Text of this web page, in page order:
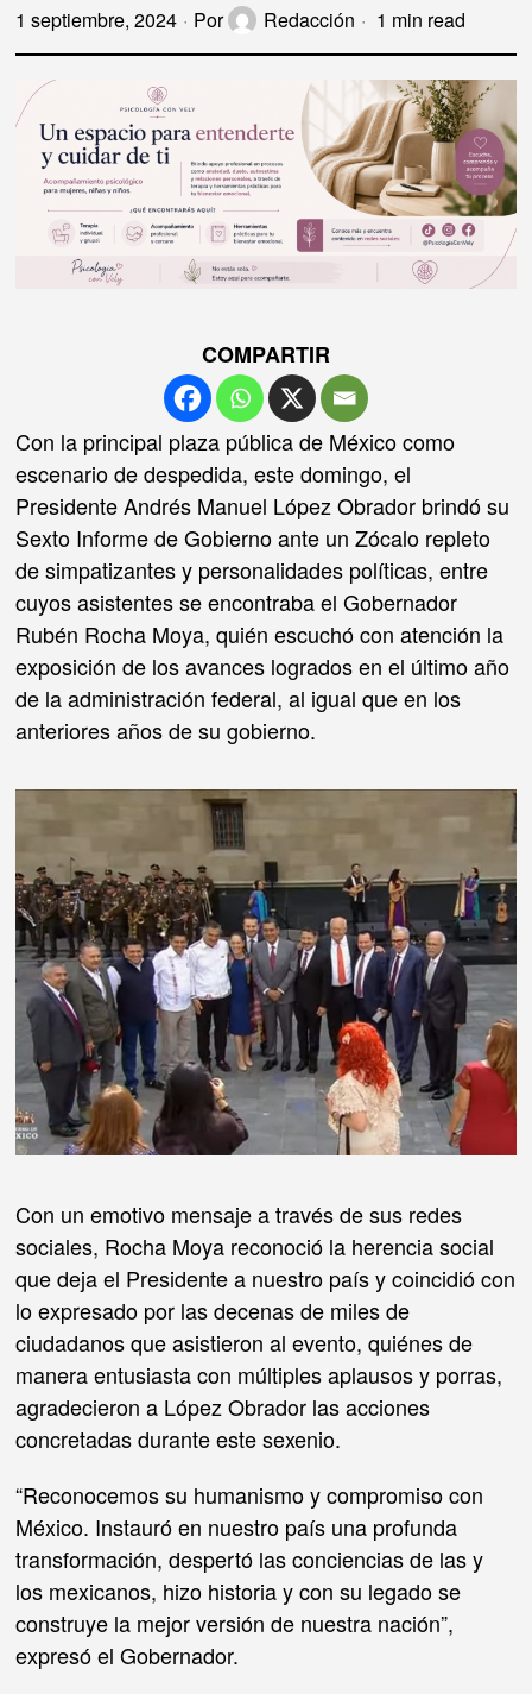
1 septiembre, 2024 Por Redacción 1 min read
COMPARTIR
Con la principal plaza pública de México como
escenario de despedida, este domingo, el
Presidente Andrés Manuel López Obrador brindó su
Sexto Informe de Gobierno ante un Zócalo repleto
de simpatizantes y personalidades políticas, entre
cuyos asistentes se encontraba el Gobernador
Rubén Rocha Moya, quién escuchó con atención la
exposición de los avances logrados en el último año
de la administración federal, al igual que en los
anteriores años de su gobierno.
Con un emotivo mensaje a través de sus redes
sociales, Rocha Moya reconoció la herencia social
que deja el Presidente a nuestro país y coincidió con
lo expresado por las decenas de miles de
ciudadanos que asistieron al evento, quiénes de
manera entusiasta con múltiples aplausos y porras,
agradecieron a López Obrador las acciones
concretadas durante este sexenio.
“Reconocemos su humanismo y compromiso con
México. Instauró en nuestro país una profunda
transformación, despertó las conciencias de las y
los mexicanos, hizo historia y con su legado se
construye la mejor versión de nuestra nación”,
expresó el Gobernador.